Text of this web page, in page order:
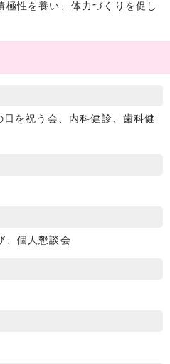
極性を養い、体力づくりを促し
を祝う会、内科健診、歯科健
、個人懇談会